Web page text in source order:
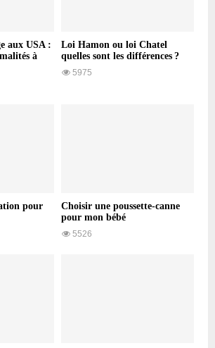
aux USA :
à
Loi Hamon ou loi Chatel
quelles sont les différences ?
5975
pour
Choisir une poussette-canne
pour mon bébé
5526